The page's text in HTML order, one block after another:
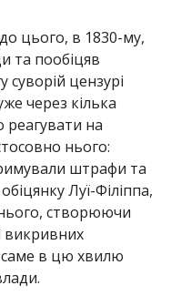
цього, в 1830-му,
та пообіцяв
суворій цензурі
через кілька
реагувати на
нього:
штрафи та
Луї-Філіппа,
створюючи
викривних
саме в цю хвилю